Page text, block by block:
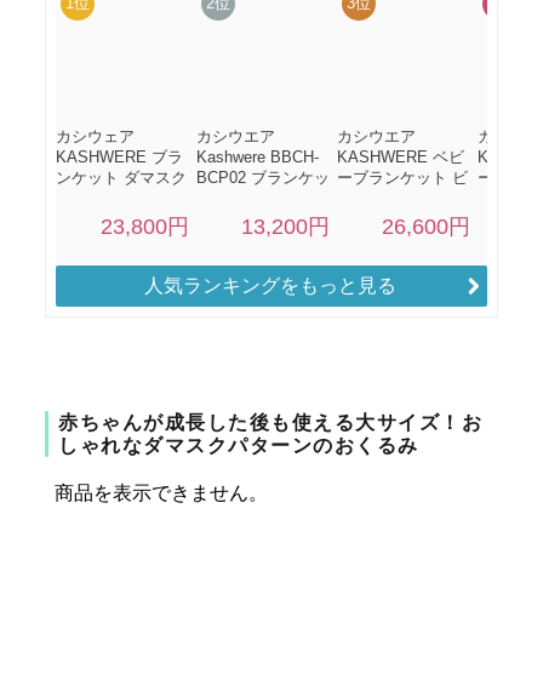
人気ランキングをもっと見る
赤ちゃんが成長した後も使える大サイズ！お
しゃれなダマスクパターンのおくるみ